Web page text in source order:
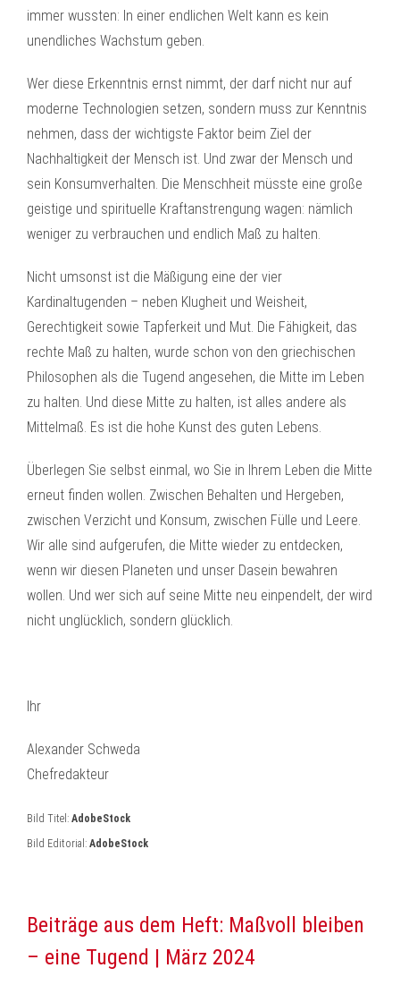
immer wussten: In einer endlichen Welt kann es kein
unendliches Wachstum geben.
Wer diese Erkenntnis ernst nimmt, der darf nicht nur auf
moderne Technologien setzen, sondern muss zur Kenntnis
nehmen, dass der wichtigste Faktor beim Ziel der
Nachhaltigkeit der Mensch ist. Und zwar der Mensch und
sein Konsumverhalten. Die Menschheit müsste eine große
geistige und spirituelle Kraftanstrengung wagen: nämlich
weniger zu verbrauchen und endlich Maß zu halten.
Nicht umsonst ist die Mäßigung eine der vier
Kardinaltugenden – neben Klugheit und Weisheit,
Gerechtigkeit sowie Tapferkeit und Mut. Die Fähigkeit, das
rechte Maß zu halten, wurde schon von den griechischen
Philosophen als die Tugend angesehen, die Mitte im Leben
zu halten. Und diese Mitte zu halten, ist alles andere als
Mittelmaß. Es ist die hohe Kunst des guten Lebens.
Überlegen Sie selbst einmal, wo Sie in Ihrem Leben die Mitte
erneut finden wollen. Zwischen Behalten und Hergeben,
zwischen Verzicht und Konsum, zwischen Fülle und Leere.
Wir alle sind aufgerufen, die Mitte wieder zu entdecken,
wenn wir diesen Planeten und unser Dasein bewahren
wollen. Und wer sich auf seine Mitte neu einpendelt, der wird
nicht unglücklich, sondern glücklich.
Ihr
Alexander Schweda
Chefredakteur
Bild Titel: AdobeStock
Bild Editorial: AdobeStock
Beiträge aus dem Heft: Maßvoll bleiben
– eine Tugend | März 2024